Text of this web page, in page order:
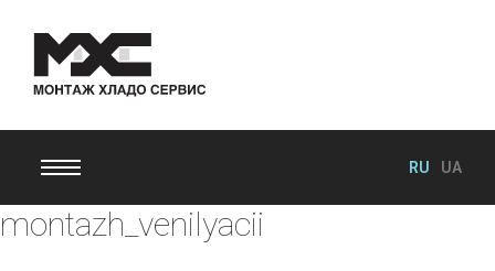
RU UA
montazh_venilyacii